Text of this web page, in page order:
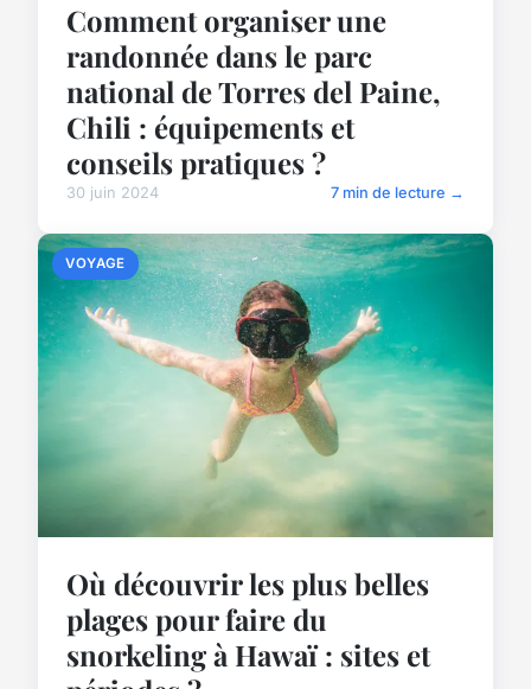
Comment organiser une
randonnée dans le parc
national de Torres del Paine,
Chili : équipements et
conseils pratiques ?
30 juin 2024 7 min de lecture →
VOYAGE
Où découvrir les plus belles
plages pour faire du
snorkeling à Hawaï : sites et